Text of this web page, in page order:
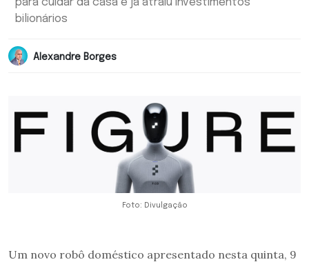
para cuidar da casa e já atraiu investimentos
bilionários
Alexandre Borges
Foto: Divulgação
Um novo robô doméstico apresentado nesta quinta, 9